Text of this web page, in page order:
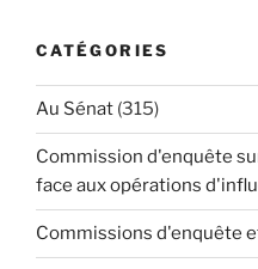
CATÉGORIES
Au Sénat (315)
Commission d'enquête
face aux opérations
Commissions d'enquête